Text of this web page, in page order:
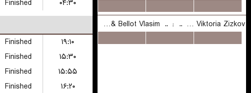
Finished
۰۴:۳۰
Finished
۱۹:۱۰
Finished
۱۵:۳۰
Finished
۱۵:۵۵
Finished
۱۶:۲۰